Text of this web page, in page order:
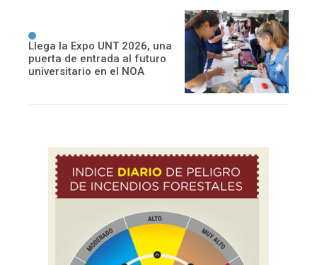
Llega la Expo UNT 2026, una
puerta de entrada al futuro
universitario en el NOA